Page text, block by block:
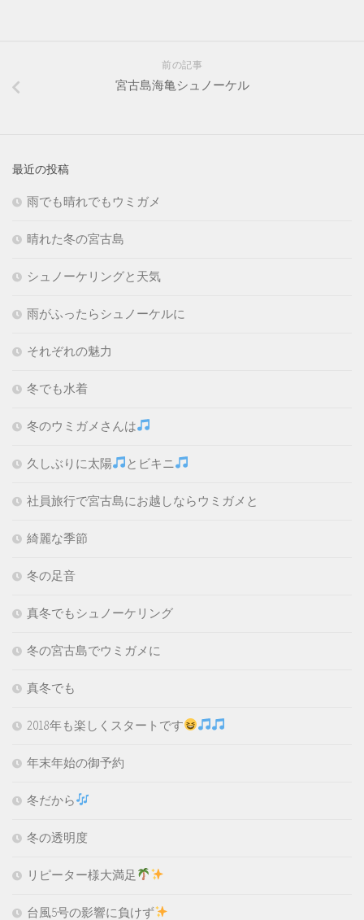
前の記事
宮古島海亀シュノーケル
最近の投稿
雨でも晴れでもウミガメ
晴れた冬の宮古島
シュノーケリングと天気
雨がふったらシュノーケルに
それぞれの魅力
冬でも水着
冬のウミガメさんは
久しぶりに太陽 とビキニ
社員旅行で宮古島にお越しならウミガメと
綺麗な季節
冬の足音
真冬でもシュノーケリング
冬の宮古島でウミガメに
真冬でも
2018年も楽しくスタートです
年末年始の御予約
冬だから
冬の透明度
リピーター様大満足
台風5号の影響に負けず